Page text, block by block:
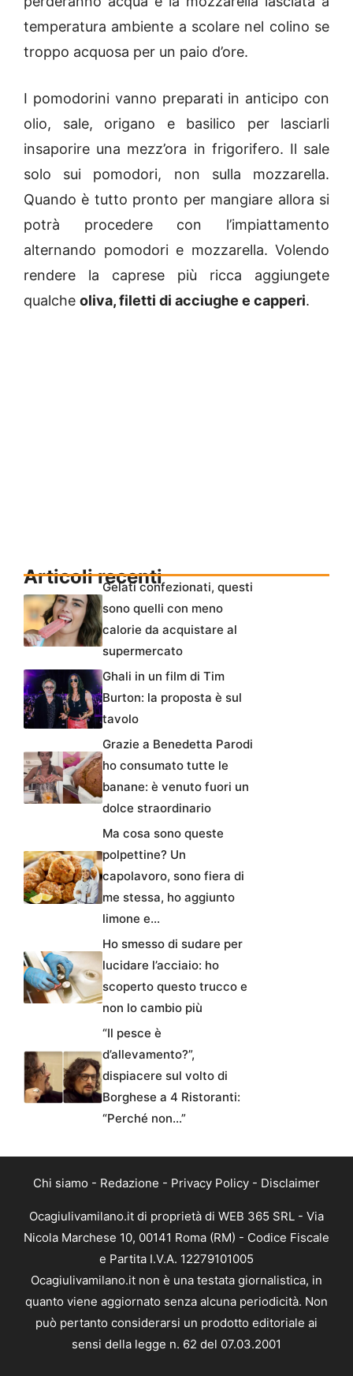
temperatura ambiente a scolare nel colino se
troppo acquosa per un paio d’ore.
I pomodorini vanno preparati in anticipo con
olio, sale, origano e basilico per lasciarli
insaporire una mezz’ora in frigorifero. Il sale
solo sui pomodori, non sulla mozzarella.
Quando è tutto pronto per mangiare allora si
potrà procedere con l’impiattamento
alternando pomodori e mozzarella. Volendo
rendere la caprese più ricca aggiungete
qualche oliva, filetti di acciughe e capperi.
Articoli recentiGelati confezionati, questi
sono quelli con meno
calorie da acquistare al
supermercato
Ghali in un film di Tim
Burton: la proposta è sul
tavolo
Grazie a Benedetta Parodi
ho consumato tutte le
banane: è venuto fuori un
dolce straordinario
Ma cosa sono queste
polpettine? Un
capolavoro, sono fiera di
me stessa, ho aggiunto
limone e…
Ho smesso di sudare per
lucidare l’acciaio: ho
scoperto questo trucco e
non lo cambio più
“Il pesce è
d’allevamento?”,
dispiacere sul volto di
Borghese a 4 Ristoranti:
“Perché non…”
Chi siamo - Redazione - Privacy Policy - Disclaimer
Ocagiulivamilano.it di proprietà di WEB 365 SRL - Via
Nicola Marchese 10, 00141 Roma (RM) - Codice Fiscale
e Partita I.V.A. 12279101005
Ocagiulivamilano.it non è una testata giornalistica, in
quanto viene aggiornato senza alcuna periodicità. Non
può pertanto considerarsi un prodotto editoriale ai
sensi della legge n. 62 del 07.03.2001